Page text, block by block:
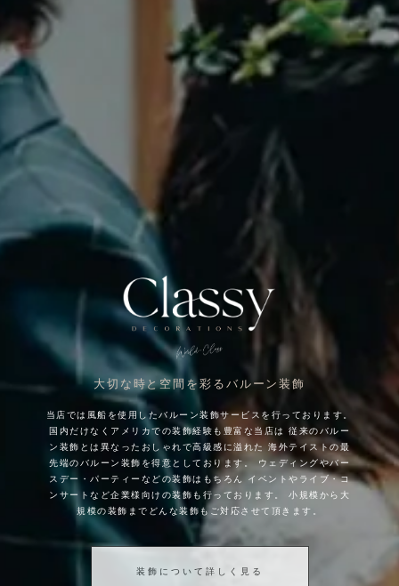
大切な時と空間を彩るバルーン装飾
当店では風船を使用したバルーン装飾サービスを行っております。
国内だけなくアメリカでの装飾経験も豊富な当店は
従来のバルー
ン装飾とは異なったおしゃれで高級感に溢れた
海外テイストの最
先端のバルーン装飾を得意としております。
ウェディングやバー
スデー・パーティーなどの装飾はもちろん
イベントやライブ・コ
ンサートなど企業様向けの装飾も行っております。
小規模から大
規模の装飾までどんな装飾もご対応させて頂きます。
装飾について詳しく見る